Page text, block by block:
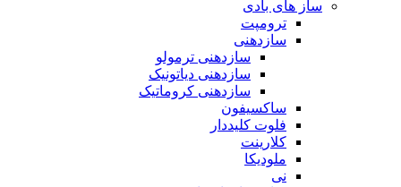
ساز های بادی
ترومپت
سازدهنی
سازدهنی ترمولو
سازدهنی دیاتونیک
سازدهنی کروماتیک
ساکسیفون
فلوت کلیددار
کلارینت
ملودیکا
نی